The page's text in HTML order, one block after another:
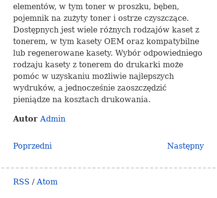
elementów, w tym toner w proszku, bęben,
pojemnik na zużyty toner i ostrze czyszczące.
Dostępnych jest wiele różnych rodzajów kaset z
tonerem, w tym kasety OEMoraz kompatybilne
lub regenerowane kasety. Wybór odpowiedniego
rodzaju kasety z tonerem do drukarki może
pomóc w uzyskaniu możliwie najlepszych
wydruków, a jednocześnie zaoszczędzić
pieniądze na kosztach drukowania.
AutorAdmin
Poprzedni Następny
RSS /Atom